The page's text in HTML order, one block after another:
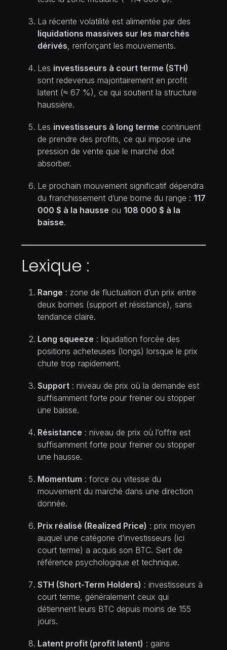
La récente volatilité est alimentée par des
liquidations massives sur les marchés
dérivés, renforçant les mouvements.
Les investisseurs à court terme (STH)
sont redevenus majoritairement en profit
latent (≈ 67 %), ce qui soutient la structure
haussière.
Les investisseurs à long terme continuent
de prendre des profits, ce qui impose une
pression de vente que le marché doit
absorber.
Le prochain mouvement significatif dépendra
du franchissement d’une borne du range : 117
000 $ à la hausse ou 108 000 $ à la
baisse.
Lexique :
Range : zone de fluctuation d’un prix entre
deux bornes (support et résistance), sans
tendance claire.
Long squeeze : liquidation forcée des
positions acheteuses (longs) lorsque le prix
chute trop rapidement.
Support : niveau de prix où la demande est
suffisamment forte pour freiner ou stopper
une baisse.
Résistance : niveau de prix où l’offre est
suffisamment forte pour freiner ou stopper
une hausse.
Momentum : force ou vitesse du
mouvement du marché dans une direction
donnée.
Prix réalisé (Realized Price) : prix moyen
auquel une catégorie d’investisseurs (ici
court terme) a acquis son BTC. Sert de
référence psychologique et technique.
STH (Short-Term Holders) : investisseurs à
court terme, généralement ceux qui
détiennent leurs BTC depuis moins de 155
jours.
Latent profit (profit latent) : gains